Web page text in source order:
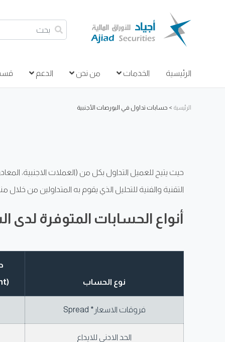
بحث
الرئيسية الخدمات من نحن الدعم
الرئيسية > حسابات تداول في البورصات الأجنبية
حيث يتيح للعميل التداول بكل من (العملات الاجنبية،
التقنية والفنية للتحليل الذي يقوم به المتداولين من خلال منصة التداول الالكتروني على مدار
أنواع الحسابات المتوفرة
نوع الحساب
(Classic Account)
فروقات الاسعار* Spread
الحد الادنى للايداع